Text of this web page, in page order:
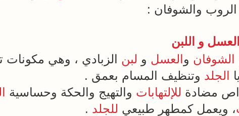
والشوفان :
و اللبن
الشوفان و العسل و لبن الزبادي ، وهي
الجلد وتنظيف المسام بعمق .
مضادة للإلتهابات والتهيج والحكة وحساسية
، ويعمل كمطهر طبيعي للجلد .